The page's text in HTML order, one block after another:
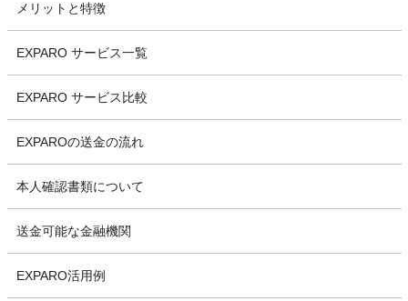
メリットと特徴
EXPARO サービス一覧
EXPARO サービス比較
EXPAROの送金の流れ
本人確認書類について
送金可能な金融機関
EXPARO活用例